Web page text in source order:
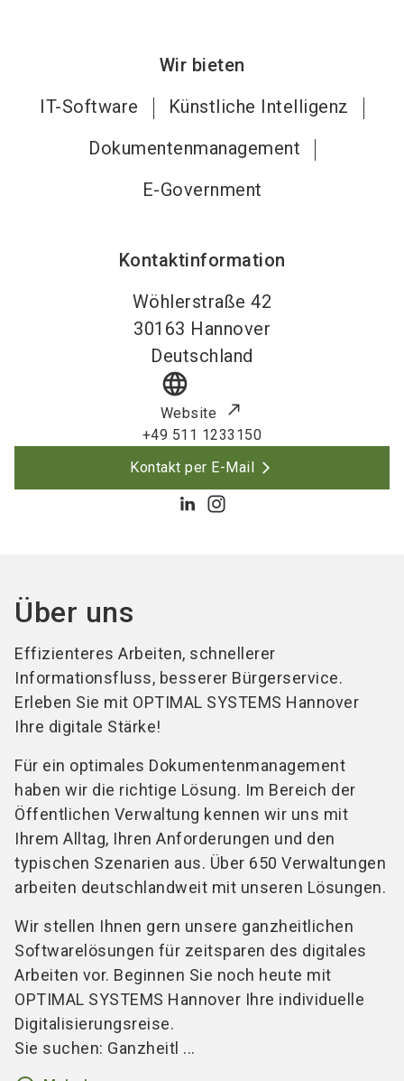
Wir bieten
IT-Software
Künstliche Intelligenz
Dokumentenmanagement
E-Government
Kontaktinformation
Wöhlerstraße 42
30163 Hannover
Deutschland
language
Website
+49 511 1233150
Kontakt per E-Mail
Über uns
Effizienteres Arbeiten, schnellerer
Informationsfluss, besserer Bürgerservice.
Erleben Sie mit OPTIMAL SYSTEMS Hannover
Ihre digitale Stärke!
Für ein optimales Dokumentenmanagement
haben wir die richtige Lösung. Im Bereich der
Öffentlichen Verwaltung kennen wir uns mit
Ihrem Alltag, Ihren Anforderungen und den
typischen Szenarien aus. Über 650 Verwaltungen
arbeiten deutschlandweit mit unseren Lösungen.
Wir stellen Ihnen gern unsere ganzheitlichen
Softwarelösungen für zeitsparen des digitales
Arbeiten vor. Beginnen Sie noch heute mit
OPTIMAL SYSTEMS Hannover Ihre individuelle
Digitalisierungsreise.
Sie suchen: Ganzheitl ...